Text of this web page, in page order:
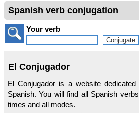
Spanish verb conjugation
Your verb
El Conjugador
El Conjugador is a website dedicated
Spanish. You will find all Spanish
times and all modes.